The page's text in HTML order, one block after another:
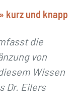
kurz und knapp
die
von
Wissen
Dr. Eilers